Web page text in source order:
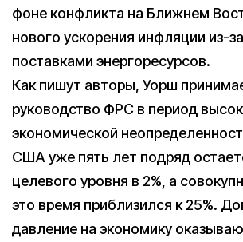
фоне конфликта на Ближнем
нового ускорения инфляции из-
поставками энергоресурсов.
Как пишут авторы, Уорш
руководство ФРС в период
экономической
США уже пять лет подряд
целевого уровня в 2%, а
это время приблизился к 25%.
давление на экономику